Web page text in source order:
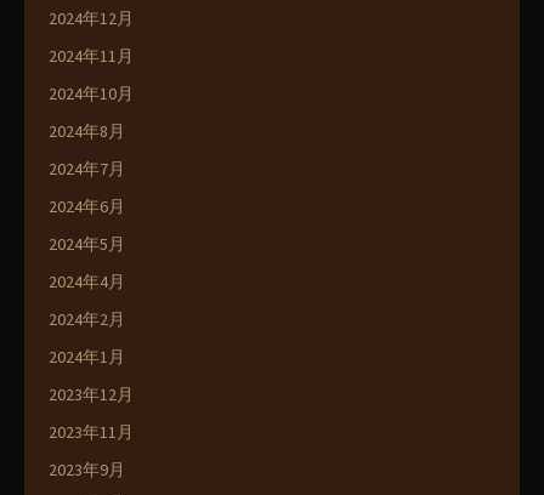
2024年12月
2024年11月
2024年10月
2024年8月
2024年7月
2024年6月
2024年5月
2024年4月
2024年2月
2024年1月
2023年12月
2023年11月
2023年9月